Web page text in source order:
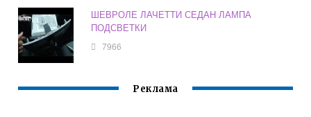
ШЕВРОЛЕ ЛАЧЕТТИ СЕДАН ЛАМПА
ПОДСВЕТКИ
7966
Реклама